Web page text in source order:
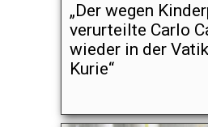
„Der wegen
verurteilte Carlo
wieder in der
Kurie“